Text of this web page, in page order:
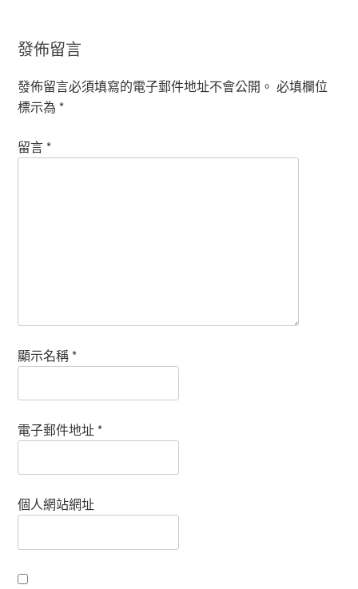
發佈留言
發佈留言必須填寫的電子郵件地址不會公開。 必填欄位
標示為*
留言*
顯示名稱*
電子郵件地址*
個人網站網址